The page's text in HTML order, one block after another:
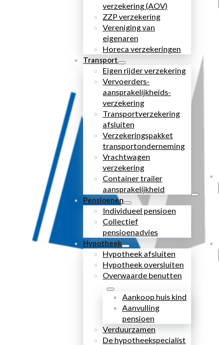
verzekering (AOV)
ZZP verzekering
Vereniging van
eigenaren
Horeca verzekeringen
Transport
Eigen rijder verzekering
Vervoerders­
aansprakelijkheids­
verzekering
Transportverzekering
afsluiten
Verzekeringspakket
transportonderneming
Vrachtwagen
verzekering
Container trailer
aansprakelijkheid
Pensioenen
Individueel pensioen
Collectief
pensioenadvies
Hypotheek
Hypotheek afsluiten
Hypotheek oversluiten
Overwaarde benutten
Aankoop huis kind
Aanvulling
pensioen
Verduurzamen
De hypotheekspecialist